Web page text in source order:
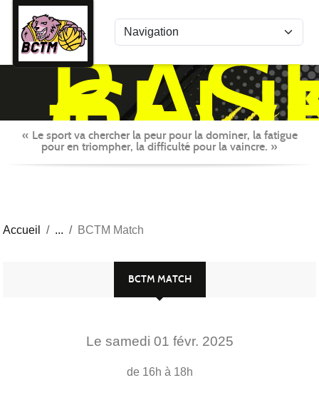
« Le sport va chercher la peur pour la dominer, la fatigue
pour en triompher, la difficulté pour la vaincre. »
Accueil BCTM Match
BCTM MATCH
Le samedi 01 févr. 2025
de 16h à 18h
Panneau de gestion des cookies